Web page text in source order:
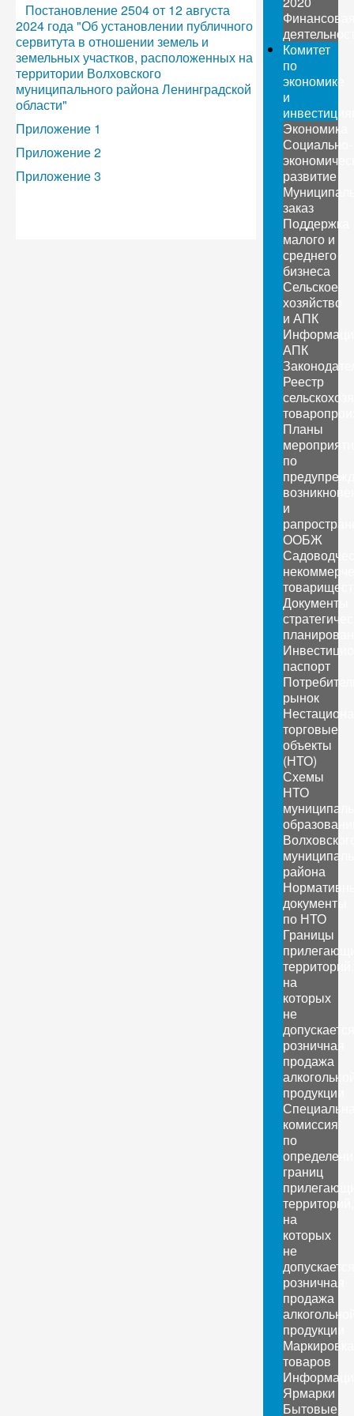
Постановление 2504 от 12 августа
2024 года "Об установлении публичного
сервитута в отношении земель и
земельных участков, расположенных на
территории Волховского
муниципального района Ленинградской
области"
Приложение 1
Приложение 2
Приложение 3
Комитет
по
экономике
и
Экономика
Социально-
развитие
заказ
Поддержка
малого и
среднего
бизнеса
Сельское
хозяйство
и АПК
АПК
Реестр
Планы
по
и
ООБЖ
Документы
паспорт
рынок
торговые
объекты
(НТО)
Схемы
НТО
района
документы
по НТО
Границы
территорий,
на
которых
не
допускается
розничная
продажа
продукции
комиссия
по
границ
территорий,
на
которых
не
допускается
розничная
продажа
продукции
Маркировка
товаров
Ярмарки
Бытовые